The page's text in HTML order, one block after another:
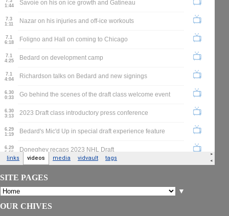
SITE PAGES
▼
OUR CHIVES